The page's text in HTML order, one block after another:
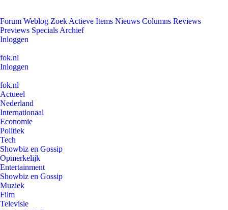
Forum Weblog Zoek Actieve Items Nieuws Columns Reviews
Previews Specials Archief
Inloggen
fok.nl
Inloggen
fok.nl
Actueel
Nederland
Internationaal
Economie
Politiek
Tech
Showbiz en Gossip
Opmerkelijk
Entertainment
Showbiz en Gossip
Muziek
Film
Televisie